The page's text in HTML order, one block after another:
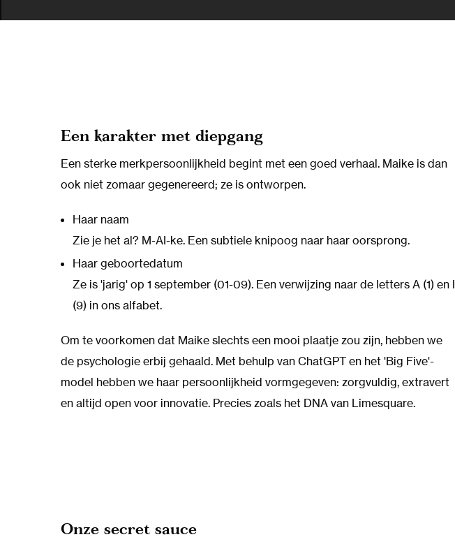
Een karakter met diepgang
Een sterke merkpersoonlijkheid begint met een goed verhaal. Maike is dan
ook niet zomaar gegenereerd; ze is ontworpen.
Haar naam
Zie je het al? M-AI-ke. Een subtiele knipoog naar haar oorsprong.
Haar geboortedatum
Ze is 'jarig' op 1 september (01-09). Een verwijzing naar de letters A (1) en I
(9) in ons alfabet.
Om te voorkomen dat Maike slechts een mooi plaatje zou zijn, hebben we
de psychologie erbij gehaald. Met behulp van ChatGPT en het 'Big Five'-
model hebben we haar persoonlijkheid vormgegeven: zorgvuldig, extravert
en altijd open voor innovatie. Precies zoals het DNA van Limesquare.
Onze secret sauce